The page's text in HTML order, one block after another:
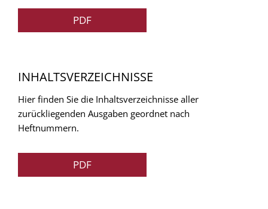
PDF
INHALTSVERZEICHNISSE
Hier finden Sie die Inhaltsverzeichnisse aller
zurückliegenden Ausgaben geordnet nach
Heftnummern.
PDF